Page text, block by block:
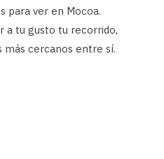
para ver en Mocoa.
a tu gusto tu recorrido,
cercanos entre sí.